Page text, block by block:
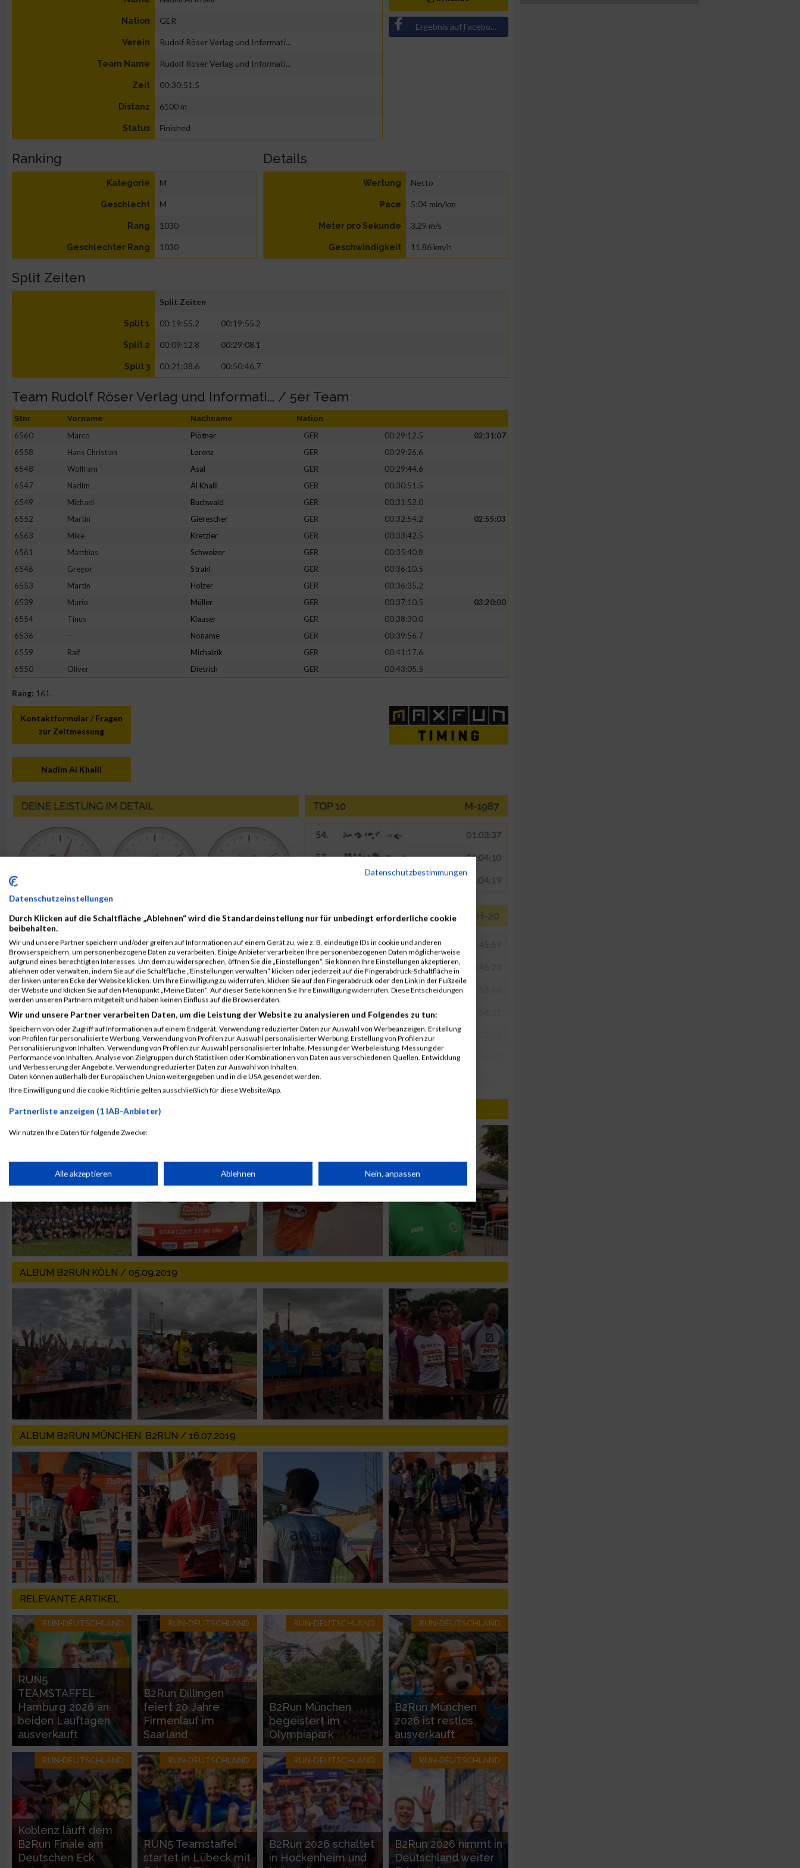
Nation GER
Verein Rudolf Röser Verlag und Informati...
Team Name Rudolf Röser Verlag und Informati...
Zeit 00:30:51.5
Distanz 6100 m
Status Finished
Ergebnis auf Facebook teilen
Ranking
Kategorie M
Geschlecht M
Rang 1030
Geschlechter Rang 1030
Details
Wertung Netto
Pace 5:04 min/km
Meter pro Sekunde 3,29 m/s
Geschwindigkeit 11,86 km/h
Split Zeiten
Split Zeiten
Split 1 00:19:55.2 00:19:55.2
Split 2 00:09:12.8 00:29:08.1
Split 3 00:21:38.6 00:50:46.7
Team Rudolf Röser Verlag und Informati... / 5er Team
Stnr Vorname Nachname Nation
6560 Marco Plötner GER 00:29:12.5
02:31:07
6558
Hans Christian Lorenz GER
00:29:26.6
6548
Wolfram Asal GER
00:29:44.6
6547
Nadim Al Khalil GER
00:30:51.5
6549
Michael Buchwald GER
00:31:52.0
6552
Martin Gierescher GER 00:32:54.2
02:55:03
6563
Mike Kretzler GER
00:33:42.5
6561
Matthias Schweizer GER
00:35:40.8
6546
Gregor Strakl GER
00:36:10.5
6553
Martin Holzer GER
00:36:35.2
6539
Mario Müller GER 00:37:10.5
03:20:00
6554
Tinus Klauser GER
00:38:30.0
6536
-- Noname GER
00:39:56.7
6559
Ralf Michalzik GER
00:41:17.6
6550
Oliver Dietrich GER 00:43:05.5
Rang: 161.
Kontaktformular / Fragen
zur Zeitmessung
Nadim Al Khalil
ALBUM B2RUN MÜNCHEN / 15.07.2026
ALBUM B2RUN KÖLN / 05.09.2019
ALBUM B2RUN MÜNCHEN, B2RUN / 16.07.2019
RELEVANTE ARTIKEL
RUN-DEUTSCHLAND
RUN5
TEAMSTAFFEL
Hamburg 2026 an
beiden Lauftagen
ausverkauft
RUN-DEUTSCHLAND
B2Run Dillingen
feiert 20 Jahre
Firmenlauf im
Saarland
RUN-DEUTSCHLAND
B2Run München
begeistert im
Olympiapark
RUN-DEUTSCHLAND
B2Run München
2026 ist restlos
ausverkauft
RUN-DEUTSCHLAND
Koblenz läuft dem
B2Run Finale am
Deutschen Eck
RUN-DEUTSCHLAND
RUN5 Teamstaffel
startet in Lübeck mit
RUN-DEUTSCHLAND
B2Run 2026 schaltet
in Hockenheim und
RUN-DEUTSCHLAND
B2Run 2026 nimmt in
Deutschland weiter
Datenschutzbestimmungen
Datenschutzeinstellungen
Durch Klicken auf die Schaltfläche „Ablehnen“ wird die Standardeinstellung nur für unbedingt erforderliche cookie
beibehalten.
Wir und unsere Partner speichern und/oder greifen auf Informationen auf einem Gerät zu, wie z. B. eindeutige IDs in cookie und anderen
Browserspeichern, um personenbezogene Daten zu verarbeiten. Einige Anbieter verarbeiten Ihre personenbezogenen Daten möglicherweise
aufgrund eines berechtigten Interesses. Um dem zu widersprechen, öffnen Sie die „Einstellungen“. Sie können Ihre Einstellungen akzeptieren,
ablehnen oder verwalten, indem Sie auf die Schaltfläche „Einstellungen verwalten“ klicken oder jederzeit auf die Fingerabdruck-Schaltfläche in
der linken unteren Ecke der Website klicken. Um Ihre Einwilligung zu widerrufen, klicken Sie auf den Fingerabdruck oder den Link in der Fußzeile
der Website und klicken Sie auf den Menüpunkt „Meine Daten“. Auf dieser Seite können Sie Ihre Einwilligung widerrufen. Diese Entscheidungen
werden unseren Partnern mitgeteilt und haben keinen Einfluss auf die Browserdaten.
Wir und unsere Partner verarbeiten Daten, um die Leistung der Website zu analysieren und Folgendes zu tun:
Speichern von oder Zugriff auf Informationen auf einem Endgerät. Verwendung reduzierter Daten zur Auswahl von Werbeanzeigen. Erstellung
von Profilen für personalisierte Werbung. Verwendung von Profilen zur Auswahl personalisierter Werbung. Erstellung von Profilen zur
Personalisierung von Inhalten. Verwendung von Profilen zur Auswahl personalisierter Inhalte. Messung der Werbeleistung. Messung der
Performance von Inhalten. Analyse von Zielgruppen durch Statistiken oder Kombinationen von Daten aus verschiedenen Quellen. Entwicklung
und Verbesserung der Angebote. Verwendung reduzierter Daten zur Auswahl von Inhalten.
Daten können außerhalb der Europäischen Union weitergegeben und in die USA gesendet werden.
Ihre Einwilligung und die cookie Richtlinie gelten ausschließlich für diese Website/App.
Partnerliste anzeigen (1 IAB-Anbieter)
Wir nutzen Ihre Daten für folgende Zwecke:
Speichern von oder Zugriff auf Informationen auf einem Endgerät
Verwendung reduzierter Daten zur Auswahl von Werbeanzeigen
Erstellung von Profilen für personalisierte Werbung
Verwendung von Profilen zur Auswahl personalisierter Werbung
Erstellung von Profilen zur Personalisierung von Inhalten
Verwendung von Profilen zur Auswahl personalisierter Inhalte
Messung der Werbeleistung
Messung der Performance von Inhalten
Analyse von Zielgruppen durch Statistiken oder Kombinationen von Daten aus
verschiedenen Quellen
Entwicklung und Verbesserung der Angebote
Verwendung reduzierter Daten zur Auswahl von Inhalten
IAB-Besonderheiten:
Verwendung genauer Standortdaten
Geräte anhand von aktiv angeforderten Informationen identifizieren
Nicht-IAB-Verarbeitungszwecke:
Notwendig
Performance
Funktional
Werbung
Alle akzeptieren Ablehnen Nein, anpassen